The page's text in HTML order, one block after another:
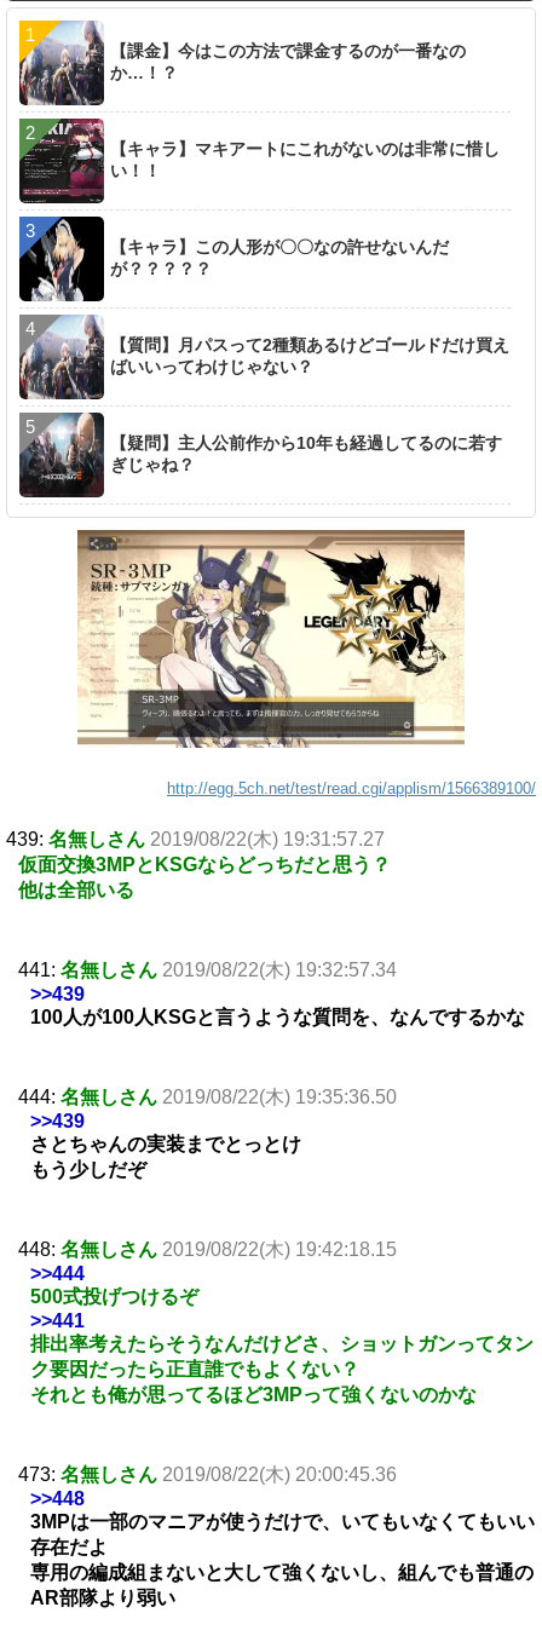
【課金】今はこの方法で課金するのが一番なの
か…！？
【キャラ】マキアートにこれがないのは非常に惜し
い！！
【キャラ】この人形が〇〇なの許せないんだ
が？？？？？
【質問】月パスって2種類あるけどゴールドだけ買え
ばいいってわけじゃない？
【疑問】主人公前作から10年も経過してるのに若す
ぎじゃね？
http://egg.5ch.net/test/read.cgi/applism/1566389100/
439: 名無しさん 2019/08/22(木) 19:31:57.27
仮面交換3MPとKSGならどっちだと思う？
他は全部いる
441: 名無しさん 2019/08/22(木) 19:32:57.34
>>439
100人が100人KSGと言うような質問を、なんでするかな
444: 名無しさん 2019/08/22(木) 19:35:36.50
>>439
さとちゃんの実装までとっとけ
もう少しだぞ
448: 名無しさん 2019/08/22(木) 19:42:18.15
>>444
500式投げつけるぞ
>>441
排出率考えたらそうなんだけどさ、ショットガンってタン
ク要因だったら正直誰でもよくない？
それとも俺が思ってるほど3MPって強くないのかな
473: 名無しさん 2019/08/22(木) 20:00:45.36
>>448
3MPは一部のマニアが使うだけで、いてもいなくてもいい
存在だよ
専用の編成組まないと大して強くないし、組んでも普通の
AR部隊より弱い